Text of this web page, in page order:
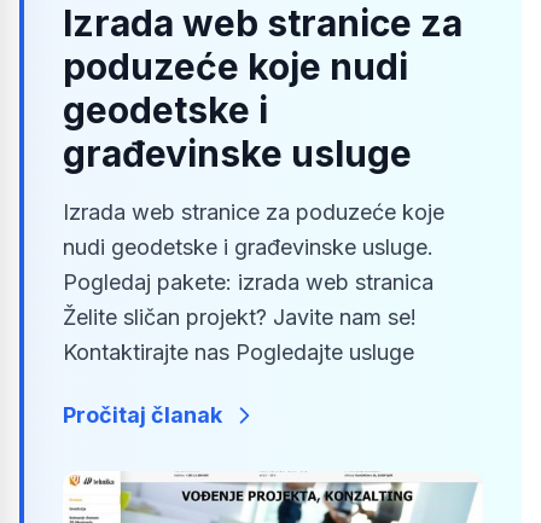
Izrada web stranice za
poduzeće koje nudi
geodetske i
građevinske usluge
Izrada web stranice za poduzeće koje
nudi geodetske i građevinske usluge.
Pogledaj pakete: izrada web stranica
Želite sličan projekt? Javite nam se!
Kontaktirajte nas Pogledajte usluge
Pročitaj članak